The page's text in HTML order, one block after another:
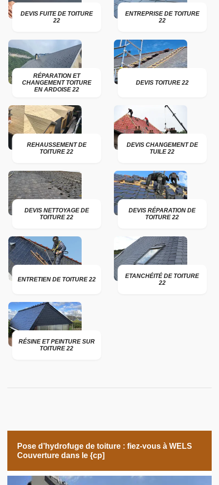
DEVIS FUITE DE TOITURE
22
ENTREPRISE DE TOITURE
22
RÉPARATION ET
CHANGEMENT TOITURE
EN ARDOISE 22
DEVIS TOITURE 22
REHAUSSEMENT DE
TOITURE 22
DEVIS CHANGEMENT DE
TUILE 22
DEVIS NETTOYAGE DE
TOITURE 22
DEVIS RÉPARATION DE
TOITURE 22
ENTRETIEN DE TOITURE 22
ETANCHÉITÉ DE TOITURE
22
RÉSINE ET PEINTURE SUR
TOITURE 22
Pose d’hydrofuge de toiture : fiez-vous à WELS
Couverture dans le {cp]